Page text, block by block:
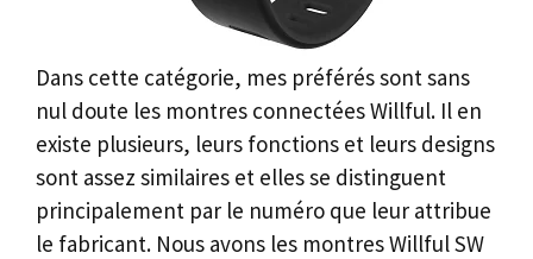
Dans cette catégorie, mes préférés sont sans
nul doute les montres connectées Willful. Il en
existe plusieurs, leurs fonctions et leurs designs
sont assez similaires et elles se distinguent
principalement par le numéro que leur attribue
le fabricant. Nous avons les montres Willful SW